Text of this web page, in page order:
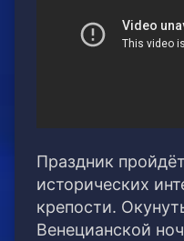
Праздник
исторических
крепости.
Венецианской